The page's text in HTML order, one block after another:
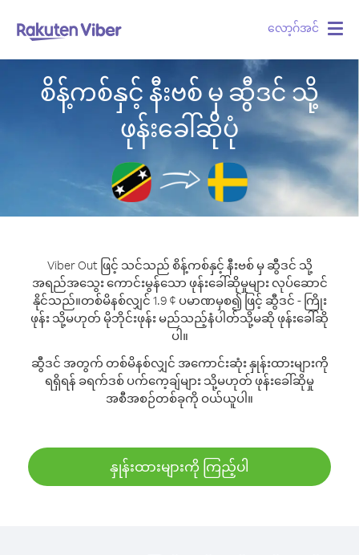
လော့ဂ်အင်
စိန့်ကစ်နှင့် နီးဗစ် မှ ဆွီဒင် သို့
ဖုန်းခေါ်ဆိုပုံ
Viber Out ဖြင့် သင်သည် စိန့်ကစ်နှင့် နီးဗစ် မှ ဆွီဒင် သို့
အရည်အသွေး ကောင်းမွန်သော ဖုန်းခေါ်ဆိုမှုများ လုပ်ဆောင်
နိုင်သည်။တစ်မိနစ်လျှင် 1.9 ¢ ပမာဏမှစ၍ ဖြင့် ဆွီဒင် - ကြိုး
ဖုန်း သို့မဟုတ် မိုဘိုင်းဖုန်း မည်သည့်နံပါတ်သို့မဆို ဖုန်းခေါ်ဆို
ပါ။
ဆွီဒင် အတွက် တစ်မိနစ်လျှင် အကောင်းဆုံး နှုန်းထားများကို
ရရှိရန် ခရက်ဒစ် ပက်ကေ့ချ်များ သို့မဟုတ် ဖုန်းခေါ်ဆိုမှု
အစီအစဉ်တစ်ခုကို ဝယ်ယူပါ။
နှုန်းထားများကို ကြည့်ပါ